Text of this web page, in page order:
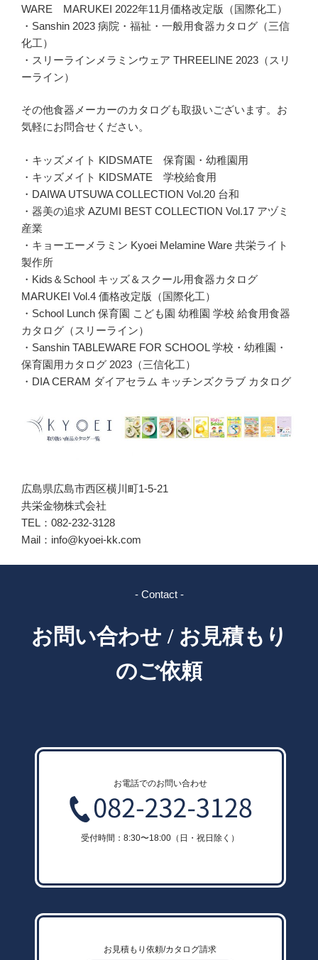
WARE MARUKEI 2022年11月価格改定版（国際化工）
・Sanshin 2023 病院・福祉・一般用食器カタログ（三信
化工）
・スリーラインメラミンウェア THREELINE 2023（スリ
ーライン）
その他食器メーカーのカタログも取扱いございます。お
気軽にお問合せください。
・キッズメイト KIDSMATE 保育園・幼稚園用
・キッズメイト KIDSMATE 学校給食用
・DAIWA UTSUWA COLLECTION Vol.20 台和
・器美の追求 AZUMI BEST COLLECTION Vol.17 アヅミ
産業
・キョーエーメラミン Kyoei Melamine Ware 共栄ライト
製作所
・Kids＆School キッズ＆スクール用食器カタログ
MARUKEI Vol.4 価格改定版（国際化工）
・School Lunch 保育園 こども園 幼稚園 学校 給食用食器
カタログ（スリーライン）
・Sanshin TABLEWARE FOR SCHOOL 学校・幼稚園・
保育園用カタログ 2023（三信化工）
・DIA CERAM ダイアセラム キッチンズクラブ カタログ
広島県広島市西区横川町1-5-21
共栄金物株式会社
TEL：082-232-3128
Mail：info@kyoei-kk.com
- Contact -
お問い合わせ / お見積もり
のご依頼
お電話でのお問い合わせ
受付時間：8:30〜18:00（日・祝日除く）
お見積もり依頼/カタログ請求